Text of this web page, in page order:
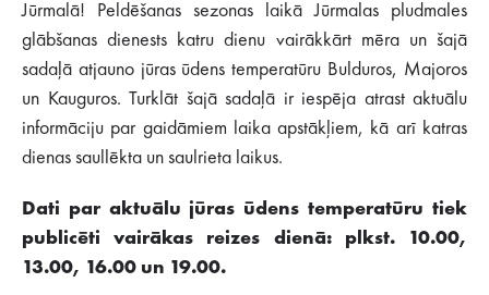
Jūrmalā! Peldēšanas sezonas laikā Jūrmalas pludmales
glābšanas dienests katru dienu vairākkārt mēra un šajā
sadaļā atjauno jūras ūdens temperatūru Bulduros, Majoros
un Kauguros. Turklāt šajā sadaļā ir iespēja atrast aktuālu
informāciju par gaidāmiem laika apstākļiem, kā arī katras
dienas saullēkta un saulrieta laikus.
Dati par aktuālu jūras ūdens temperatūru tiek
publicēti vairākas reizes dienā: plkst. 10.00,
13.00, 16.00 un 19.00.